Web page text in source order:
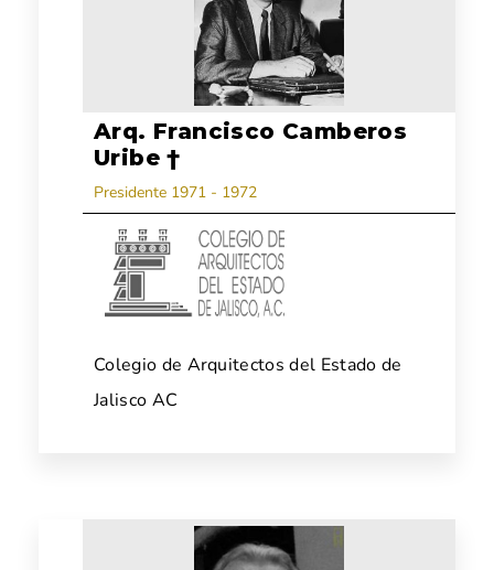
Arq. Francisco Camberos
Uribe †
Presidente 1971 - 1972
Colegio de Arquitectos del Estado de
Jalisco AC